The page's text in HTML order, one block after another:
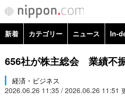
カテゴリー
新着 カテゴリー ニュース In-
政治・外交
経済・ビジネス
656社が株主総会 業績不
経済・ビジネス
2026.06.26 11:35 / 2026.06.26 11:51